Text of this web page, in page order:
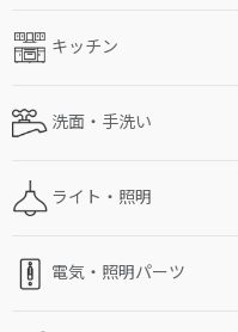
キッチン
洗面・手洗い
ライト・照明
電気・照明パーツ